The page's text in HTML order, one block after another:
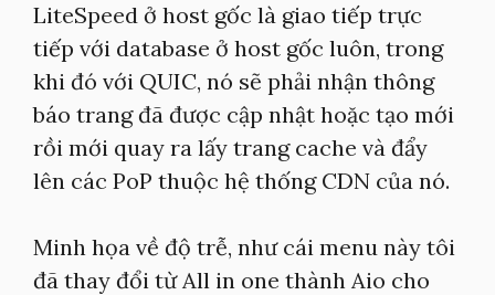
LiteSpeed ở host gốc là giao tiếp trực
tiếp với database ở host gốc luôn, trong
khi đó với QUIC, nó sẽ phải nhận thông
báo trang đã được cập nhật hoặc tạo mới
rồi mới quay ra lấy trang cache và đẩy
lên các PoP thuộc hệ thống CDN của nó.
Minh họa về độ trễ, như cái menu này tôi
đã thay đổi từ All in one thành Aio cho